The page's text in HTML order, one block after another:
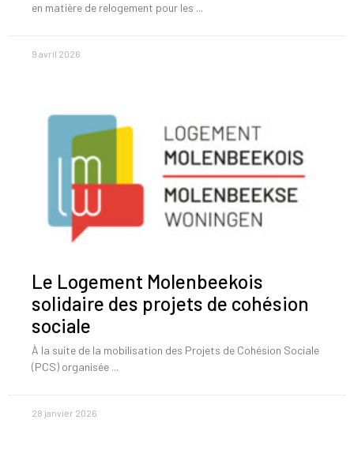
en matière de relogement pour les
9 avril 2026
Le Logement Molenbeekois
solidaire des projets de cohésion
sociale
À la suite de la mobilisation des Projets de Cohésion Sociale
(PCS) organisée
28 janvier 2026